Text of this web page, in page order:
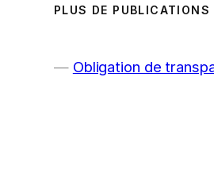
PLUS DE PUBLICATIONS
Obligation de